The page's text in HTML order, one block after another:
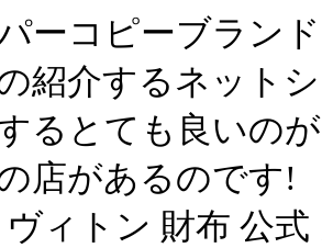
ーコピーブラン
紹介するネット
るとても良いの
店があるのです!
ヴィトン 財布 公